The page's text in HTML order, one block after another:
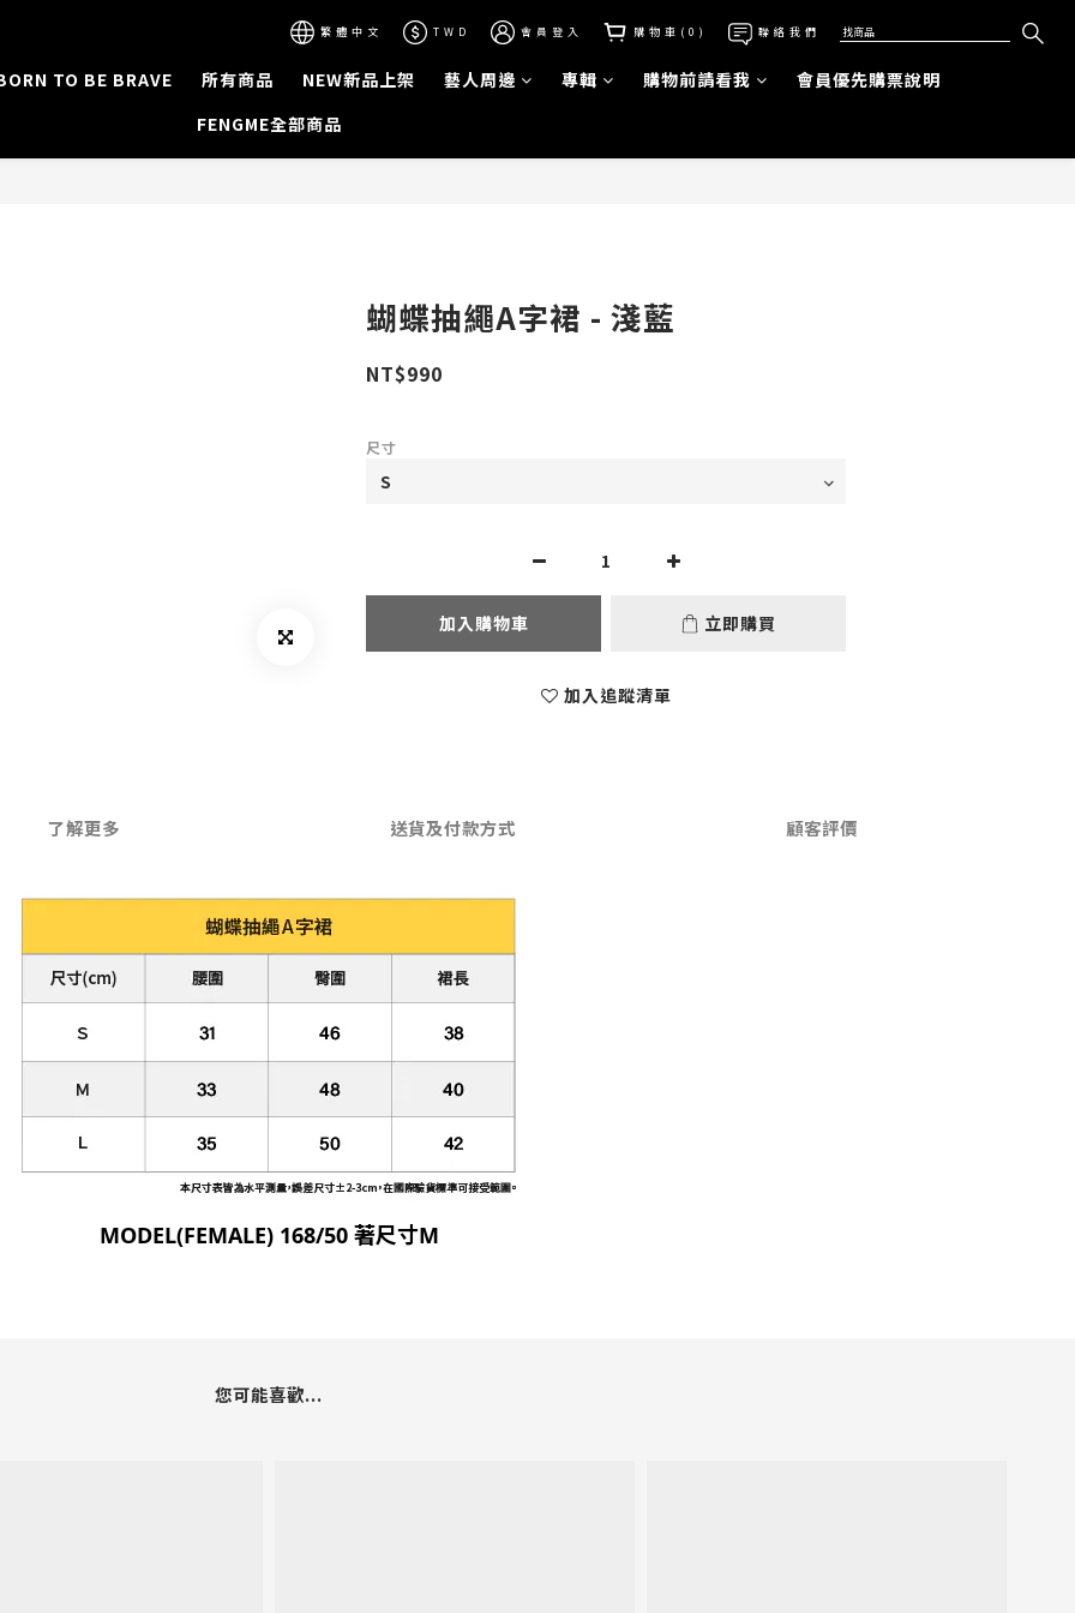
繁體中文 TWD 會員登入 購物車(0) 聯絡我們
TO BE BRAVE 所有商品 NEW新品上架 藝人周邊 專輯 購物前請看我
會員優先購票說明
FENGME全部商品
蝴蝶抽繩A字裙 - 淺藍
NT$990
尺寸
加入購物車 立即購買
加入追蹤清單
了解更多 送貨及付款方式 顧客評價
MODEL(FEMALE) 168/50 著尺寸M
您可能喜歡...